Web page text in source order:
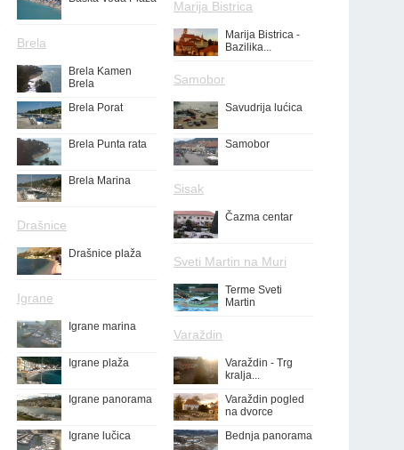
Brela
Brela Kamen
Brela
Brela Porat
Brela Punta rata
Brela Marina
Drašnice
Drašnice plaža
Igrane
Igrane marina
Igrane plaža
Igrane panorama
Igrane lučica
Marija Bistrica
Marija Bistrica -
Bazilika...
Samobor
Savudrija lućica
Samobor
Sisak
Čazma centar
Sveti Martin na Muri
Terme Sveti
Martin
Varaždin
Varaždin - Trg
kralja...
Varaždin pogled
na dvorce
Bednja panorama